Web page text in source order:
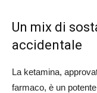
Un mix di
accidentale
La ketamina,
farmaco, è un